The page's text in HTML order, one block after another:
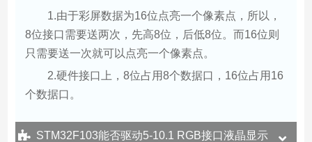
1.由于彩屏数据为16位点亮一个像素点，所以，
8位接口需要送两次，先高8位，后低8位。而16位则
只需要送一次就可以点亮一个像素点。
2.硬件接口上，8位占用8个数据口，16位占用16
个数据口。
STM32F103能否驱动5-10.1 RGB接口液晶显示